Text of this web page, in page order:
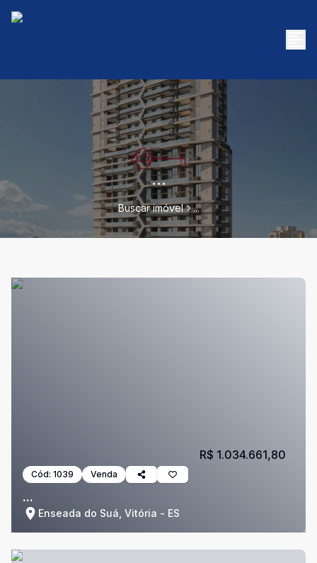
...
Buscar imóvel ...
Cód: 1039 Venda
...
Enseada do Suá, Vitória - ES
R$ 1.034.661,80